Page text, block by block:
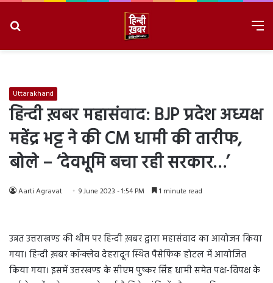
Uttarakhand
हिन्दी ख़बर महासंवाद: BJP प्रदेश अध्यक्ष
महेंद्र भट्ट ने की CM धामी की तारीफ,
बोले – ‘देवभूमि बचा रही सरकार…’
Aarti Agravat 9 June 2023 - 1:54 PM 1 minute read
उन्नत उत्तराखण्ड की थीम पर हिन्दी ख़बर द्वारा महासंवाद का आयोजन किया
गया। हिन्दी ख़बर कॉन्क्लेव देहरादून स्थित पैसेफिक होटल में आयोजित
किया गया। इसमें उत्तरखण्ड के सीएम पुष्कर सिंह धामी समेत पक्ष-विपक्ष के